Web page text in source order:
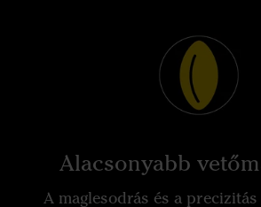
Alacsonyabb
A maglesodrás és a